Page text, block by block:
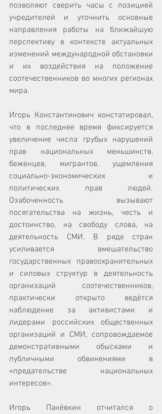
позволяют сверить часы с позицией
учредителей и уточнить основные
направления работы на ближайшую
перспективу в контексте актуальных
изменений международной обстановки
и их воздействия на положение
соотечественников во многих регионах
мира.
Игорь Константинович констатировал,
что в последнее время фиксируется
увеличение числа грубых нарушений
прав национальных меньшинств,
беженцев, мигрантов, ущемления
социально-экономических и
политических прав людей.
Озабоченность вызывают
посягательства на жизнь, честь и
достоинство, на свободу слова, на
деятельность СМИ. В ряде стран
усиливается вмешательство
государственных правоохранительных
и силовых структур в деятельность
организаций соотечественников,
практически открыто ведётся
наблюдение за активистами и
лидерами российских общественных
организаций и СМИ, сопровождаемое
демонстративными обысками и
публичными обвинениями в
«предательстве национальных
интересов».
Игорь Панёвкин отчитался о